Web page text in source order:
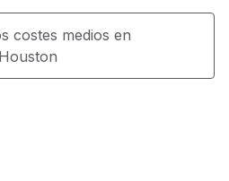
costes medios en
Houston